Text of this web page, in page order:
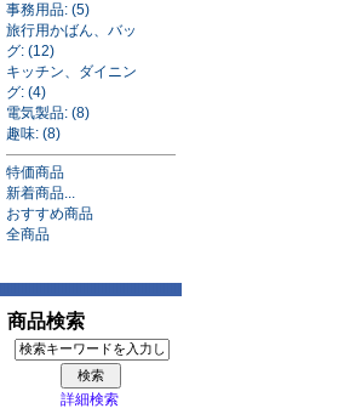
事務用品: (5)
旅行用かばん、バッ
グ: (12)
キッチン、ダイニン
グ: (4)
電気製品: (8)
趣味: (8)
特価商品
新着商品...
おすすめ商品
全商品
商品検索
詳細検索